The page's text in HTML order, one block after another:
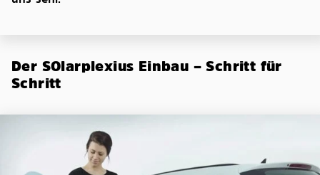
Der SOlarplexius Einbau – Schritt für
Schritt